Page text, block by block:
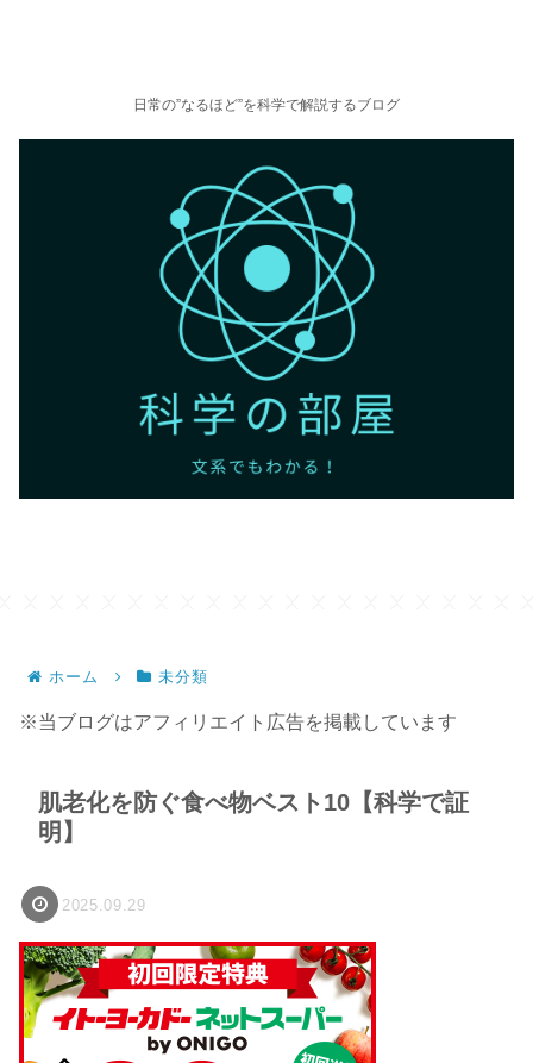
日常の”なるほど”を科学で解説するブログ
ホーム 未分類
※当ブログはアフィリエイト広告を掲載しています
肌老化を防ぐ食べ物ベスト10【科学で証
明】
2025.09.29